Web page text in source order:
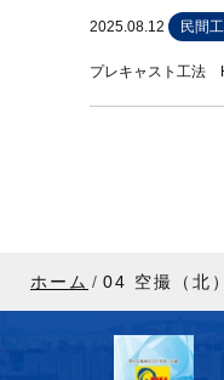
2025.08.12 民間
プレキャスト工法
ホーム 04 空撮（北）